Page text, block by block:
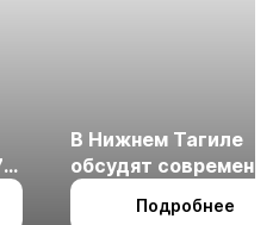
В Нижнем Тагиле
обсудят
технологии
измельчения
Подробнее